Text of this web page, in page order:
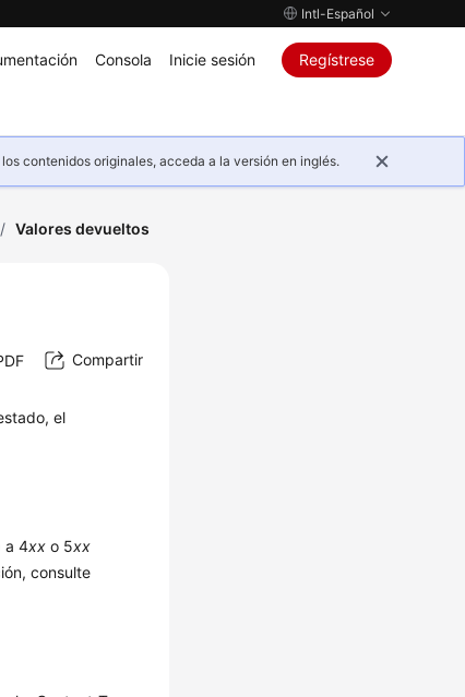
Intl-Español
Consola Inicie sesión Regístrese
contenidos originales, acceda a la versión en inglés.
/ Valores devueltos
Compartir
el
a 4xx o 5xx
consulte